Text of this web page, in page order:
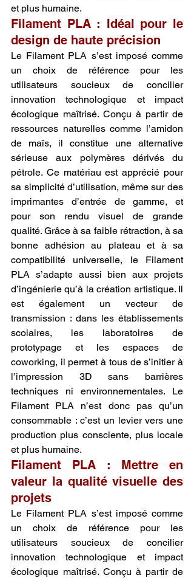
et plus humaine.
Filament PLA : Idéal pour le
design de haute précision
Le Filament PLA s’est imposé comme
un choix de référence pour les
utilisateurs soucieux de concilier
innovation technologique et impact
écologique maîtrisé. Conçu à partir de
ressources naturelles comme l’amidon
de maïs, il constitue une alternative
sérieuse aux polymères dérivés du
pétrole. Ce matériau est apprécié pour
sa simplicité d’utilisation, même sur des
imprimantes d’entrée de gamme, et
pour son rendu visuel de grande
qualité. Grâce à sa faible rétraction, à sa
bonne adhésion au plateau et à sa
compatibilité universelle, le Filament
PLA s’adapte aussi bien aux projets
d’ingénierie qu’à la création artistique. Il
est également un vecteur de
transmission : dans les établissements
scolaires, les laboratoires de
prototypage et les espaces de
coworking, il permet à tous de s’initier à
l’impression 3D sans barrières
techniques ni environnementales. Le
Filament PLA n’est donc pas qu’un
consommable : c’est un levier vers une
production plus consciente, plus locale
et plus humaine.
Filament PLA : Mettre en
valeur la qualité visuelle des
projets
Le Filament PLA s’est imposé comme
un choix de référence pour les
utilisateurs soucieux de concilier
innovation technologique et impact
écologique maîtrisé. Conçu à partir de